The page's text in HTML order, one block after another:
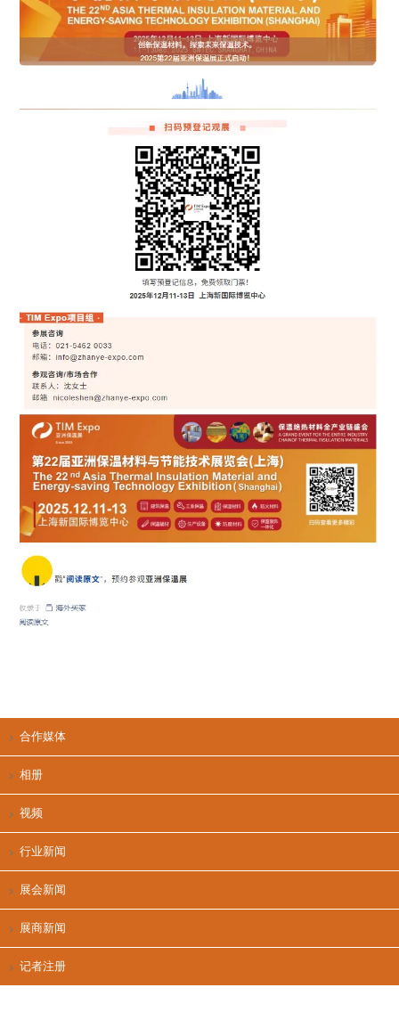
合作媒体
相册
视频
行业新闻
展会新闻
展商新闻
记者注册